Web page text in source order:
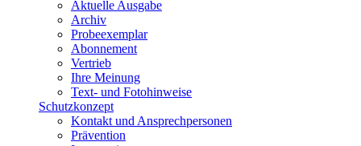
Aktuelle Ausgabe
Archiv
Probeexemplar
Abonnement
Vertrieb
Ihre Meinung
Text- und Fotohinweise
Schutzkonzept
Kontakt und Ansprechpersonen
Prävention